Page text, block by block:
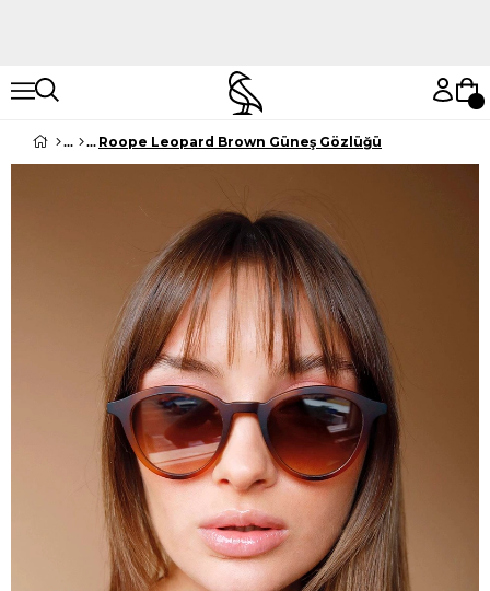
Roope Leopard Brown Güneş Gözlüğü